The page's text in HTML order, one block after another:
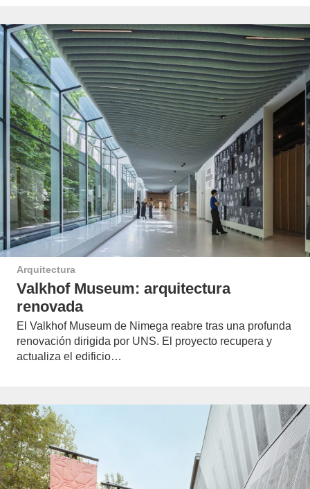
Arquitectura
Valkhof Museum: arquitectura
renovada
El Valkhof Museum de Nimega reabre tras una profunda
renovación dirigida por UNS. El proyecto recupera y
actualiza el edificio…